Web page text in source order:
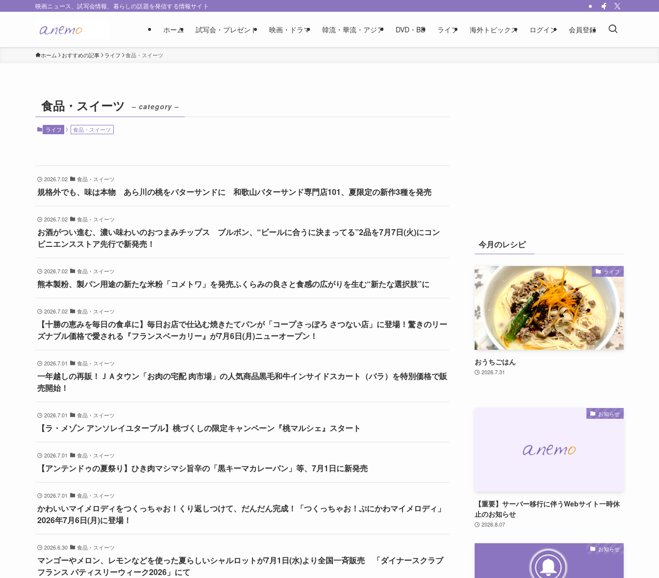
映画ニュース、試写会情報、暮らしの話題を発信する情報サイト
ホーム 試写会・プレゼント 映画・ドラマ 韓流・華流・アジア DVD・BD ライフ 海外トピックス ログイン 会員登録
ホーム おすすめの記事 ライフ 食品・スイーツ
食品・スイーツ – category –
ライフ 食品・スイーツ
2026.7.02 食品・スイーツ
規格外でも、味は本物 あら川の桃をバターサンドに 和歌山バターサンド専門店101、夏限定の新作3種を発売
2026.7.02 食品・スイーツ
お酒がつい進む、濃い味わいのおつまみチップス ブルボン、“ビールに合うに決まってる”2品を7月7日(火)にコン
ビニエンスストア先行で新発売！
2026.7.02 食品・スイーツ
熊本製粉、製パン用途の新たな米粉「コメトワ」を発売ふくらみの良さと食感の広がりを生む“新たな選択肢”に
2026.7.02 食品・スイーツ
【十勝の恵みを毎日の食卓に】毎日お店で仕込む焼きたてパンが「コープさっぽろ さつない店」に登場！驚きのリー
ズナブル価格で愛される『フランスベーカリー』が7月6日(月)ニューオープン！
2026.7.01 食品・スイーツ
一年越しの再販！ＪＡタウン「お肉の宅配 肉市場」の人気商品黒毛和牛インサイドスカート（バラ）を特別価格で販
売開始！
2026.7.01 食品・スイーツ
【ラ・メゾン アンソレイユターブル】桃づくしの限定キャンペーン『桃マルシェ』スタート
2026.7.01 食品・スイーツ
【アンテンドゥの夏祭り】ひき肉マシマシ旨辛の「黒キーマカレーパン」等、7月1日に新発売
2026.7.01 食品・スイーツ
かわいいマイメロディをつくっちゃお！くり返しつけて、だんだん完成！「つくっちゃお！ぷにかわマイメロディ」
2026年7月6日(月)に登場！
2026.6.30 食品・スイーツ
マンゴーやメロン、レモンなどを使った夏らしいシャルロットが7月1日(水)より全国一斉販売 「ダイナースクラブ
フランス パティスリーウィーク2026」にて
今月のレシピ
ライフ
おうちごはん
2026.7.31
お知らせ
【重要】サーバー移行に伴うWebサイト一時休
止のお知らせ
2026.8.07
お知らせ